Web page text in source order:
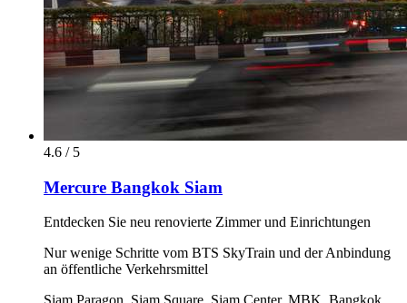
4.6 / 5
Mercure Bangkok Siam
Entdecken Sie neu renovierte Zimmer und Einrichtungen
Nur wenige Schritte vom BTS SkyTrain und der Anbindung
an öffentliche Verkehrsmittel